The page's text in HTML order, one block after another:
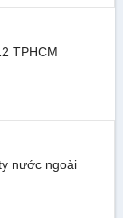
TPHCM
nước ngoài